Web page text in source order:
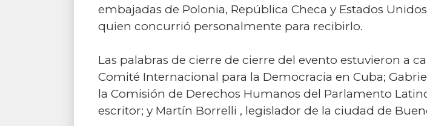
embajadas de Polonia, República Checa y Estados
quien concurrió personalmente para recibirlo.
Las palabras de cierre de cierre del evento estuvieron a
Comité Internacional para la Democracia en Cuba;
la Comisión de Derechos Humanos del Parlamento
escritor; y Martín Borrelli , legislador de la ciudad de